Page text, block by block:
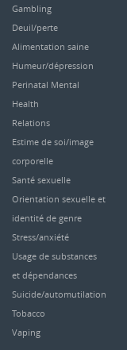
Gambling
Deuil/perte
Alimentation saine
Humeur/dépression
Perinatal Mental
Health
Relations
Estime de soi/image
corporelle
Santé sexuelle
Orientation sexuelle et
identité de genre
Stress/anxiété
Usage de substances
et dépendances
Suicide/automutilation
Tobacco
Vaping